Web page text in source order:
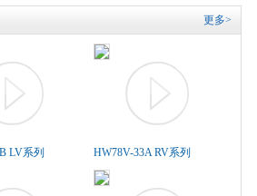
更多>
LV系列 HW78V-33A RV系列